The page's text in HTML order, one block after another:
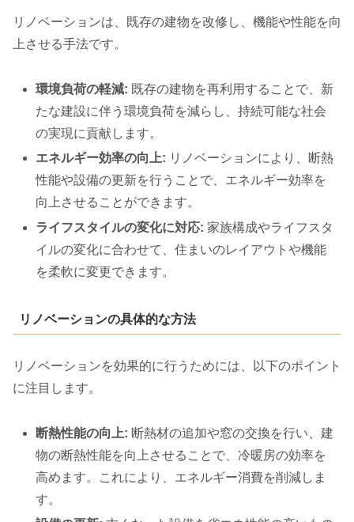
リノベーションは、既存の建物を改修し、機能や性能を向
上させる手法です。
環境負荷の軽減: 既存の建物を再利用することで、新
たな建設に伴う環境負荷を減らし、持続可能な社会
の実現に貢献します。
エネルギー効率の向上: リノベーションにより、断熱
性能や設備の更新を行うことで、エネルギー効率を
向上させることができます。
ライフスタイルの変化に対応: 家族構成やライフスタ
イルの変化に合わせて、住まいのレイアウトや機能
を柔軟に変更できます。
リノベーションの具体的な方法
リノベーションを効果的に行うためには、以下のポイント
に注目します。
断熱性能の向上: 断熱材の追加や窓の交換を行い、建
物の断熱性能を向上させることで、冷暖房の効率を
高めます。これにより、エネルギー消費を削減しま
す。